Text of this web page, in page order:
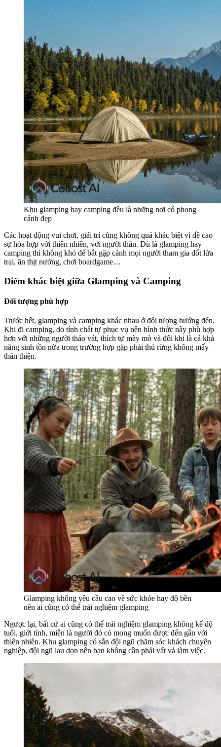
Khu glamping hay camping đều là những nơi có phong
cảnh đẹp
Các hoạt động vui chơi, giải trí cũng không quá khác biệt vì đề cao
sự hòa hợp với thiên nhiên, với người thân. Dù là glamping hay
camping thì không khó để bắt gặp cảnh mọi người tham gia đốt lửa
trại, ăn thịt nướng, chơi boardgame…
Điểm khác biệt giữa Glamping và Camping
Đối tượng phù hợp
Trước hết, glamping và camping khác nhau ở đối tượng hướng đến.
Khi đi camping, do tính chất tự phục vụ nên hình thức này phù hợp
hơn với những người tháo vát, thích tự mày mò và đôi khi là cả khả
năng sinh tồn nữa trong trường hợp gặp phải thú rừng không mấy
thân thiện.
Glamping không yêu cầu cao về sức khỏe hay độ bền
nên ai cũng có thể trải nghiệm glamping
Ngược lại, bất cứ ai cũng có thể trải nghiệm glamping không kể độ
tuổi, giới tính, miễn là người đó có mong muốn được đến gần với
thiên nhiên. Khu glamping có sẵn đội ngũ chăm sóc khách chuyên
nghiệp, đội ngũ lau dọn nên bạn không cần phải vất vả làm việc.